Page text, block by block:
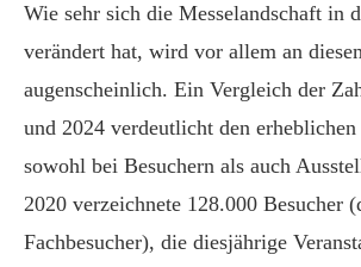
Wie sehr sich die Messelandschaft in
verändert hat, wird vor allem an
augenscheinlich. Ein Vergleich der
und 2024 verdeutlicht den erheblichen
sowohl bei Besuchern als auch
2020 verzeichnete 128.000 Besucher
Fachbesucher), die diesjährige